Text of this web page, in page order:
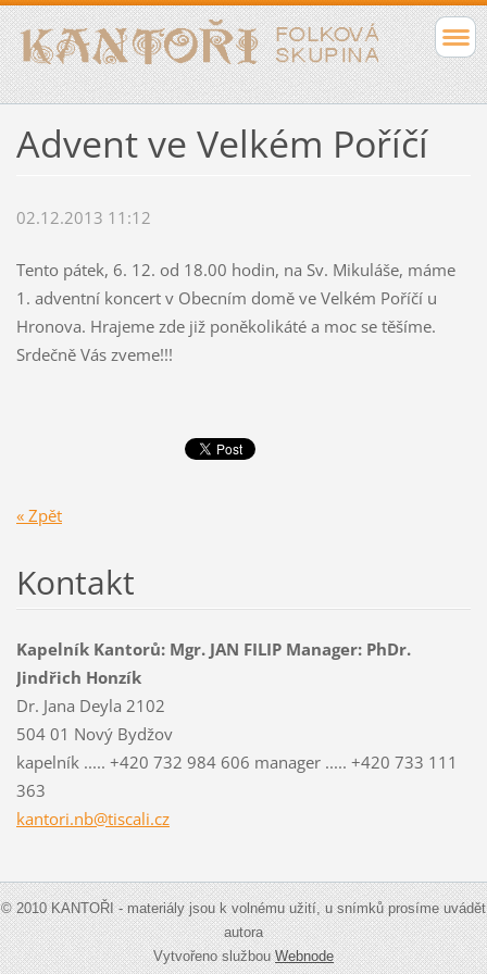
Advent ve Velkém Poříčí
02.12.2013 11:12
Tento pátek, 6. 12. od 18.00 hodin, na Sv. Mikuláše, máme
1. adventní koncert v Obecním domě ve Velkém Poříčí u
Hronova. Hrajeme zde již poněkolikáté a moc se těšíme.
Srdečně Vás zveme!!!
« Zpět
Kontakt
Kapelník Kantorů: Mgr. JAN FILIP Manager: PhDr.
Jindřich Honzík
Dr. Jana Deyla 2102
504 01 Nový Bydžov
kapelník ..... +420 732 984 606 manager ..... +420 733 111
363
kantori.nb@tiscali.cz
© 2010 KANTOŘI - materiály jsou k volnému užití, u snímků prosíme uvádět
autora
Vytvořeno službouWebnode